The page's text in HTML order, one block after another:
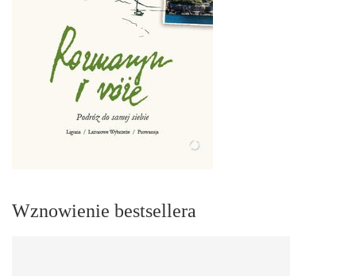
Wznowienie bestsellera